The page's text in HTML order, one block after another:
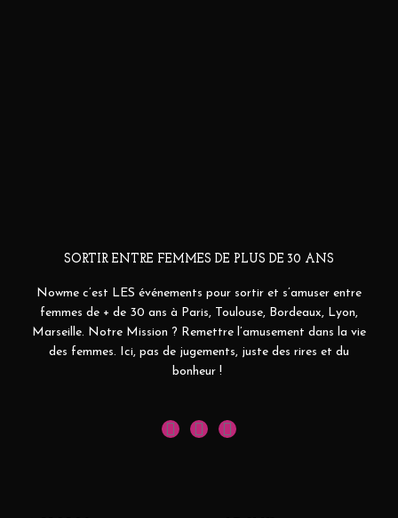
SORTIR ENTRE FEMMES DE PLUS DE 30 ANS
Nowme c’est LES événements pour sortir et s’amuser entre
femmes de + de 30 ans à Paris, Toulouse, Bordeaux, Lyon,
Marseille. Notre Mission ? Remettre l’amusement dans la vie
des femmes. Ici, pas de jugements, juste des rires et du
bonheur !